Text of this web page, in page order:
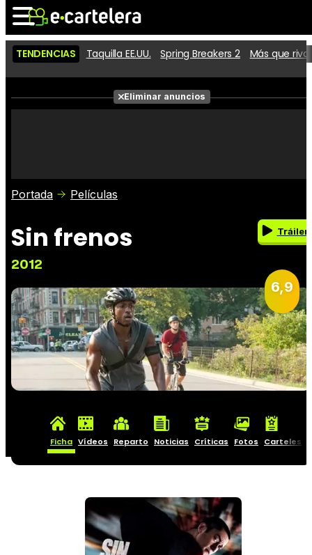
Noticias
Cartelera
Críticas
TENDENCIAS Taquilla EE.UU. Spring Breakers 2 Más que
Eliminar anuncios
Portada Películas
Sin frenos
2012
Tráiler
6,9
Ficha Vídeos Reparto Noticias Críticas Fotos Carteles